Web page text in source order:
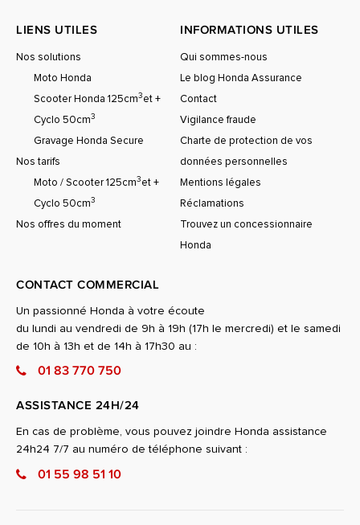
LIENS UTILES
Nos solutions
Moto Honda
Scooter Honda 125cm3 et +
Cyclo 50cm3
Gravage Honda Secure
Nos tarifs
Moto / Scooter 125cm3 et +
Cyclo 50cm3
Nos offres du moment
INFORMATIONS UTILES
Qui sommes-nous
Le blog Honda Assurance
Contact
Vigilance fraude
Charte de protection de vos
données personnelles
Mentions légales
Réclamations
Trouvez un concessionnaire
Honda
CONTACT COMMERCIAL
Un passionné Honda à votre écoute
du lundi au vendredi de 9h à 19h (17h le mercredi) et le samedi
de 10h à 13h et de 14h à 17h30 au :
01 83 770 750
ASSISTANCE 24H/24
En cas de problème, vous pouvez joindre Honda assistance
24h24 7/7 au numéro de téléphone suivant :
01 55 98 51 10